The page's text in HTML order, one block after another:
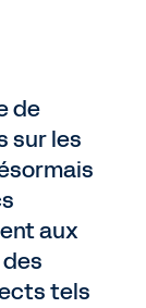
de
sur les
aux
tels